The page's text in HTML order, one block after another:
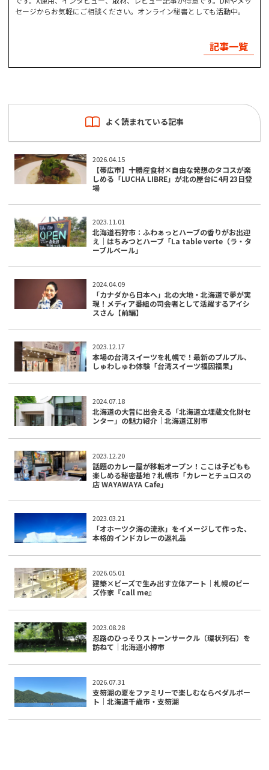
セージからお気軽にご相談ください。オンライン秘書としても活動中。
記事一覧
よく読まれている記事
2026.04.15
【帯広市】十勝産食材×自由な発想のタコスが楽
しめる「LUCHA LIBRE」が北の屋台に4月23日登
場
2023.11.01
北海道石狩市：ふわぁっとハーブの香りがお出迎
え｜はちみつとハーブ「La table verte（ラ・タ
ーブルベール」
2024.04.09
「カナダから日本へ」北の大地・北海道で夢が実
現！メディア番組の司会者として活躍するアイシ
スさん【前編】
2023.12.17
本場の台湾スイーツを札幌で！最新のプルプル、
しゅわしゅわ体験「台湾スイーツ福因福果」
2024.07.18
北海道の大昔に出会える「北海道立埋蔵文化財セ
ンター」の魅力紹介｜北海道江別市
2023.12.20
話題のカレー屋が移転オープン！ここは子どもも
楽しめる秘密基地？札幌市「カレーとチュロスの
店 WAYAWAYA Cafe」
2023.03.21
「オホーツク海の流氷」をイメージして作った、
本格的インドカレーの返礼品
2026.05.01
建築×ビーズで生み出す立体アート｜札幌のビー
ズ作家『call me』
2023.08.28
忍路のひっそりストーンサークル（環状列石）を
訪ねて｜北海道小樽市
2026.07.31
支笏湖の夏をファミリーで楽しむならペダルボー
ト｜北海道千歳市・支笏湖